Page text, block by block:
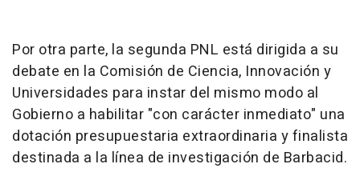
Por otra parte, la segunda PNL está dirigida a su
debate en la Comisión de Ciencia, Innovación y
Universidades para instar del mismo modo al
Gobierno a habilitar "con carácter inmediato" una
dotación presupuestaria extraordinaria y finalista
destinada a la línea de investigación de Barbacid.